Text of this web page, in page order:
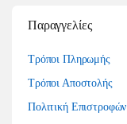
Παραγγελίες
Τρόποι Πληρωμής
Τρόποι Αποστολής
Πολιτική Επιστροφών